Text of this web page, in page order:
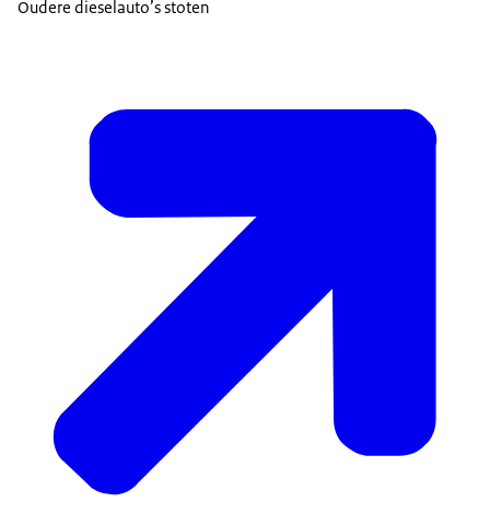
Oudere dieselauto’s stoten